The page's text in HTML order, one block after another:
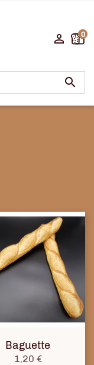

 0
Baguette
Prix
1,20 €